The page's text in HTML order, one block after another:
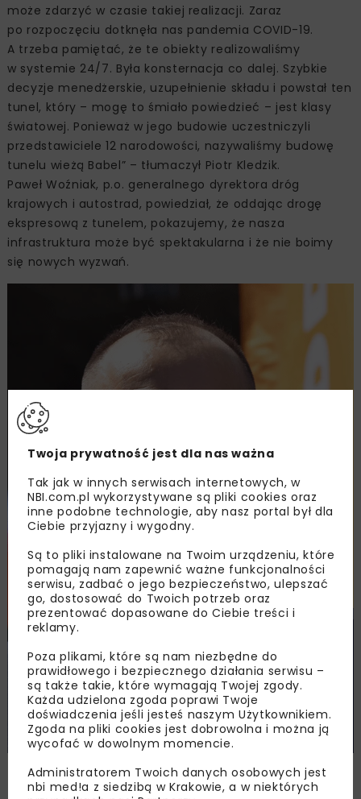
może zdarzyć w czasie takiej realizacji. Zaraz
po rozpoczęciu dotknęła nas pandemia COVID-19.
A trzeba pamiętać, że te obiekty realizowaliśmy
w systemie 24/7. Była konsternacja co dalej. Szybkie
decyzje menedżerskie, uzupełnienie składu i powstał ten
tunel, który – mogę to śmiało powiedzieć – jest klasy
światowej. Ponieważ w jego budowie uczestniczyli
przedstawiciele 12 narodowości, nazywaliśmy budowę
tunelu wieżą Babel” – tłumaczył Piotr Kledzik.
Paweł Woźniak, p.o. generalnego dyrektora dróg
krajowych i autostrad, powiedział, że oddając drogę
ekspresową z tunelem, pokazujemy, że nasza
infrastruktura może być spektakularna i że nie boimy
się nowych wyzwań.
Piotr Sarnowski
Twoja prywatność jest dla nas ważna
Tak jak w innych serwisach internetowych, w
NBI.com.pl wykorzystywane są pliki cookies oraz
inne podobne technologie, aby nasz portal był dla
Ciebie przyjazny i wygodny.
Są to pliki instalowane na Twoim urządzeniu, które
pomagają nam zapewnić ważne funkcjonalności
serwisu, zadbać o jego bezpieczeństwo, ulepszać
go, dostosować do Twoich potrzeb oraz
prezentować dopasowane do Ciebie treści i
reklamy.
Poza plikami, które są nam niezbędne do
prawidłowego i bezpiecznego działania serwisu –
są także takie, które wymagają Twojej zgody.
Każda udzielona zgoda poprawi Twoje
doświadczenia jeśli jesteś naszym Użytkownikiem.
Zgoda na pliki cookies jest dobrowolna i można ją
wycofać w dowolnym momencie.
Administratorem Twoich danych osobowych jest
nbi med!a z siedzibą w Krakowie, a w niektórych